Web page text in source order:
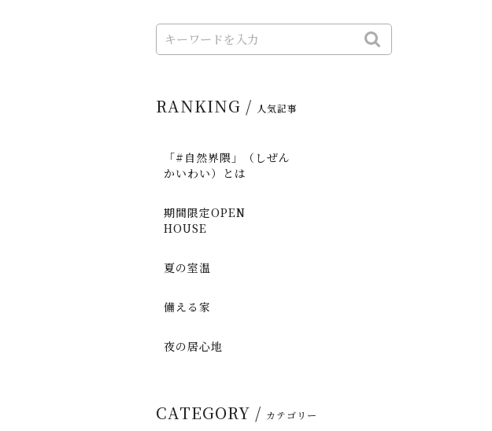
RANKING / 人気記事
「#自然界隈」（しぜん
かいわい）とは
期間限定OPEN
HOUSE
夏の室温
備える家
夜の居心地
CATEGORY / カテゴリー